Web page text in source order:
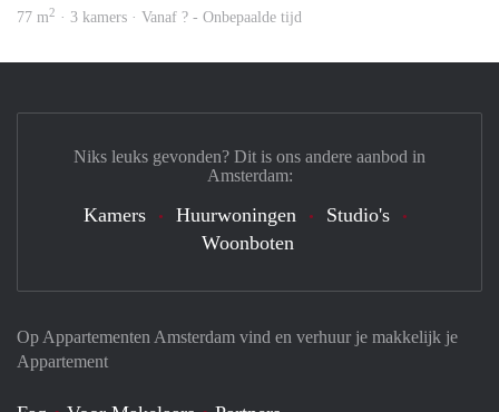
77 m2 · 3 kamers · Vanaf ? - Onbepaalde tijd
Op Appartementen Amsterdam vind en verhuur je makkelijk je
Appartement
Niks leuks gevonden? Dit is ons andere aanbod in
Amsterdam:
Kamers Huurwoningen
Studio's
Woonboten